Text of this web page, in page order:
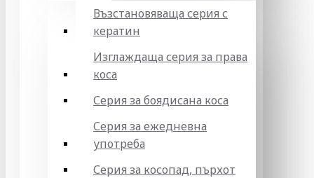
Възстановяваща серия с
кератин
Изглаждаща серия за права
коса
Серия за боядисана коса
Серия за ежедневна
употреба
Серия за косопад, пърхот